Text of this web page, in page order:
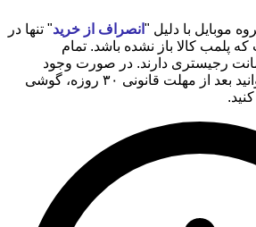
موبایل با دلیل " انصراف از خرید" تنها در
پلمب کالا باز نشده باشد. تمام
رجیستری دارند. در صورت وجود
مشکل رجیستری، می‌توانید بعد از مهلت قانونی ۳۰ روزه، گوشی